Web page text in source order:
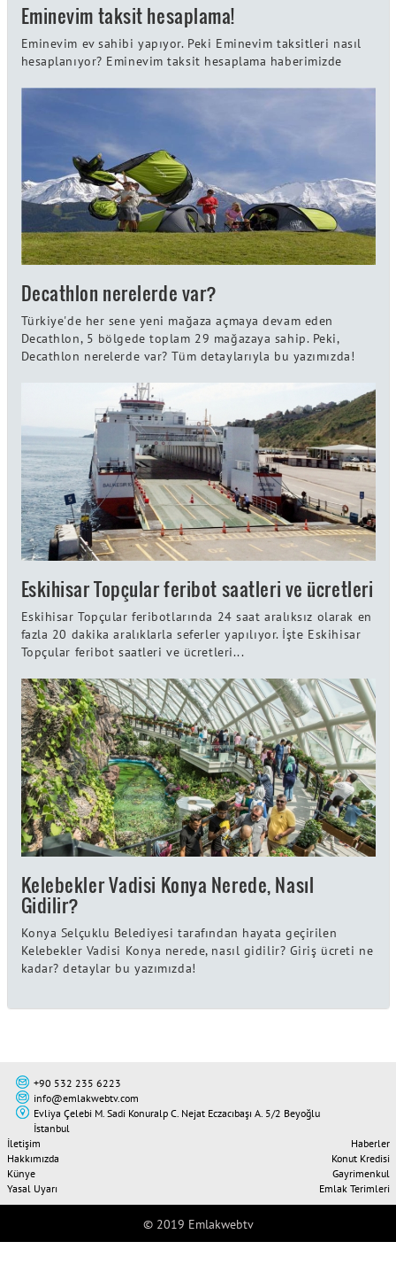
Eminevim taksit hesaplama!
Eminevim ev sahibi yapıyor. Peki Eminevim taksitleri nasıl
hesaplanıyor? Eminevim taksit hesaplama haberimizde
Decathlon nerelerde var?
Türkiye'de her sene yeni mağaza açmaya devam eden
Decathlon, 5 bölgede toplam 29 mağazaya sahip. Peki,
Decathlon nerelerde var? Tüm detaylarıyla bu yazımızda!
Eskihisar Topçular feribot saatleri ve ücretleri
Eskihisar Topçular feribotlarında 24 saat aralıksız olarak en
fazla 20 dakika aralıklarla seferler yapılıyor. İşte Eskihisar
Topçular feribot saatleri ve ücretleri...
Kelebekler Vadisi Konya Nerede, Nasıl
Gidilir?
Konya Selçuklu Belediyesi tarafından hayata geçirilen
Kelebekler Vadisi Konya nerede, nasıl gidilir? Giriş ücreti ne
kadar? detaylar bu yazımızda!
+90 532 235 6223
info@emlakwebtv.com
Evliya Çelebi M. Sadi Konuralp C. Nejat Eczacıbaşı A. 5/2 Beyoğlu
İstanbul
İletişim
Hakkımızda
Künye
Yasal Uyarı
Haberler
Konut Kredisi
Gayrimenkul
Emlak Terimleri
© 2019 Emlakwebtv